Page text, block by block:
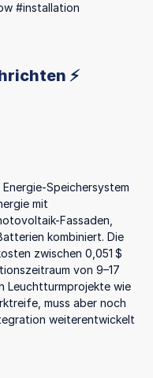
#installation
⚡️
Speichersystem
mit
Fassaden,
kombiniert. Die
zwischen 0,051 $
von 9–17
Leuchtturmprojekte wie
muss aber noch
weiterentwickelt